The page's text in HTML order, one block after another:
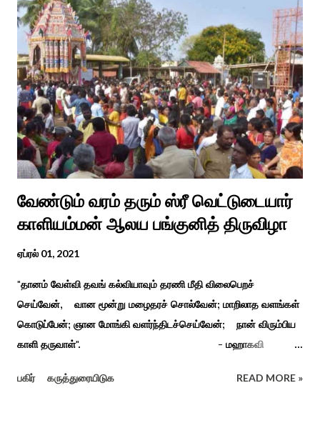
வேண்டும் வரம் தரும் ஸ்ரீ வெட்டுடையார்
காளியம்மன் ஆலய பங்குனித் திருவிழா
ஏப்ரல் 01, 2021
"தானம் வேள்வி தவங் கல்வியாவும் தரணி மீதி விலைபெறச்
செய்வேன், வான மூன்று மழைதரச் சொல்வேன்; மாறிலாத வளங்கள்
கொடுப்பேன்; ஞான மோங்கி வளர்ந்திடச்செய்வேன்; நான் விரும்பிய
காளி தருவாள்". - மஹாகவி
கொல்லங்குடி கிராம பக்தரின் கனவில் அய்யனார் தோன்றி
பகிர் கருத்துரையிடுக READ MORE »